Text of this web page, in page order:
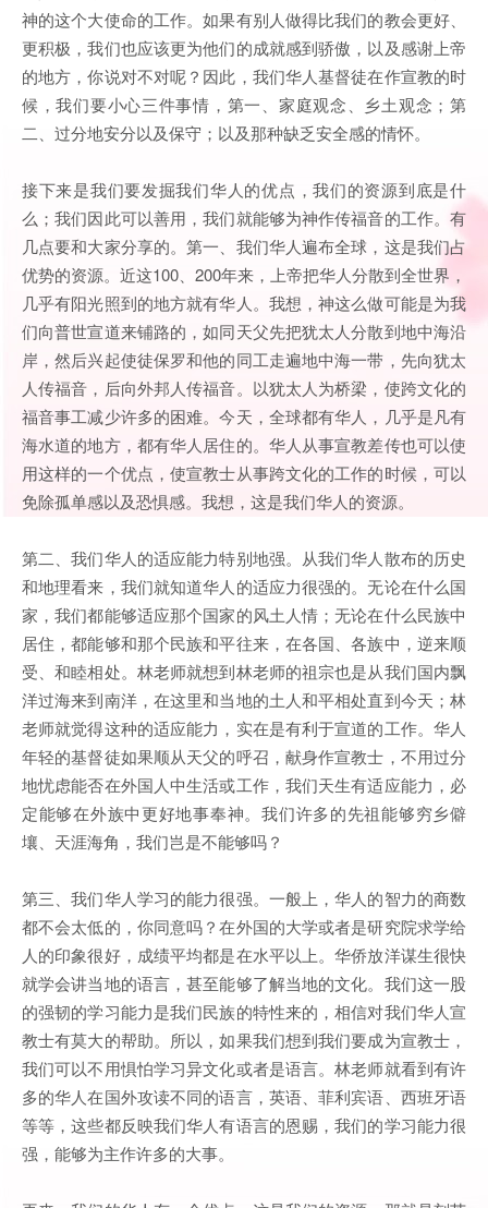
神的这个大使命的工作。如果有别人做得比我们的教会更好、
更积极，我们也应该更为他们的成就感到骄傲，以及感谢上帝
的地方，你说对不对呢？因此，我们华人基督徒在作宣教的时
候，我们要小心三件事情，第一、家庭观念、乡土观念；第
二、过分地安分以及保守；以及那种缺乏安全感的情怀。
接下来是我们要发掘我们华人的优点，我们的资源到底是什
么；我们因此可以善用，我们就能够为神作传福音的工作。有
几点要和大家分享的。第一、我们华人遍布全球，这是我们占
优势的资源。近这100、200年来，上帝把华人分散到全世界，
几乎有阳光照到的地方就有华人。我想，神这么做可能是为我
们向普世宣道来铺路的，如同天父先把犹太人分散到地中海沿
岸，然后兴起使徒保罗和他的同工走遍地中海一带，先向犹太
人传福音，后向外邦人传福音。以犹太人为桥梁，使跨文化的
福音事工减少许多的困难。今天，全球都有华人，几乎是凡有
海水道的地方，都有华人居住的。华人从事宣教差传也可以使
用这样的一个优点，使宣教士从事跨文化的工作的时候，可以
免除孤单感以及恐惧感。我想，这是我们华人的资源。
第二、我们华人的适应能力特别地强。从我们华人散布的历史
和地理看来，我们就知道华人的适应力很强的。无论在什么国
家，我们都能够适应那个国家的风土人情；无论在什么民族中
居住，都能够和那个民族和平往来，在各国、各族中，逆来顺
受、和睦相处。林老师就想到林老师的祖宗也是从我们国内飘
洋过海来到南洋，在这里和当地的土人和平相处直到今天；林
老师就觉得这种的适应能力，实在是有利于宣道的工作。华人
年轻的基督徒如果顺从天父的呼召，献身作宣教士，不用过分
地忧虑能否在外国人中生活或工作，我们天生有适应能力，必
定能够在外族中更好地事奉神。我们许多的先祖能够穷乡僻
壤、天涯海角，我们岂是不能够吗？
第三、我们华人学习的能力很强。一般上，华人的智力的商数
都不会太低的，你同意吗？在外国的大学或者是研究院求学给
人的印象很好，成绩平均都是在水平以上。华侨放洋谋生很快
就学会讲当地的语言，甚至能够了解当地的文化。我们这一股
的强韧的学习能力是我们民族的特性来的，相信对我们华人宣
教士有莫大的帮助。所以，如果我们想到我们要成为宣教士，
我们可以不用惧怕学习异文化或者是语言。林老师就看到有许
多的华人在国外攻读不同的语言，英语、菲利宾语、西班牙语
等等，这些都反映我们华人有语言的恩赐，我们的学习能力很
强，能够为主作许多的大事。